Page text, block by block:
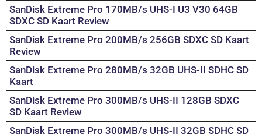
SanDisk Extreme Pro 170MB/s UHS-I U3 V30 64GB
SDXC SD Kaart Review
SanDisk Extreme Pro 200MB/s 256GB SDXC SD Kaart
Review
SanDisk Extreme Pro 280MB/s 32GB UHS-II SDHC SD
Kaart
SanDisk Extreme Pro 300MB/s UHS-II 128GB SDXC
SD Kaart Review
SanDisk Extreme Pro 300MB/s UHS-II 32GB SDHC SD